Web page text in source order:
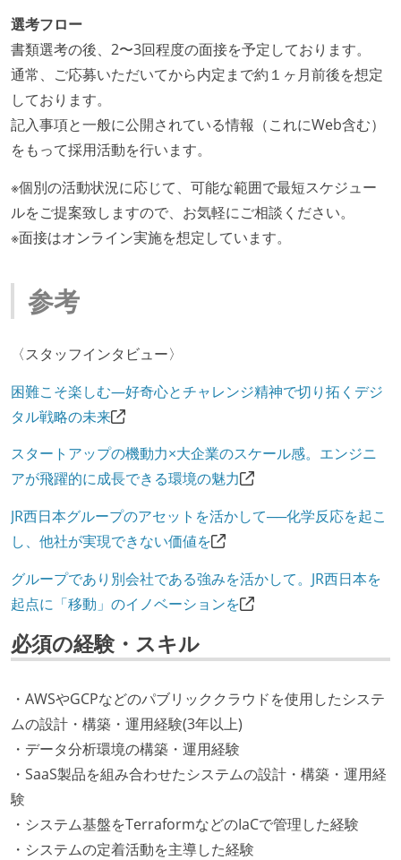
選考フロー
書類選考の後、2〜3回程度の面接を予定しております。
通常、ご応募いただいてから内定まで約１ヶ月前後を想定
しております。
記入事項と一般に公開されている情報（これにWeb含む）
をもって採用活動を行います。
※個別の活動状況に応じて、可能な範囲で最短スケジュー
ルをご提案致しますので、お気軽にご相談ください。
※面接はオンライン実施を想定しています。
参考
〈スタッフインタビュー〉
困難こそ楽しむ—好奇心とチャレンジ精神で切り拓くデジ
タル戦略の未来
スタートアップの機動力×大企業のスケール感。エンジニ
アが飛躍的に成長できる環境の魅力
JR西日本グループのアセットを活かして──化学反応を起こ
し、他社が実現できない価値を
グループであり別会社である強みを活かして。JR西日本を
起点に「移動」のイノベーションを
必須の経験・スキル
・AWSやGCPなどのパブリッククラウドを使用したシステ
ムの設計・構築・運用経験(3年以上)
・データ分析環境の構築・運用経験
・SaaS製品を組み合わせたシステムの設計・構築・運用経
験
・システム基盤をTerraformなどのIaCで管理した経験
・システムの定着活動を主導した経験